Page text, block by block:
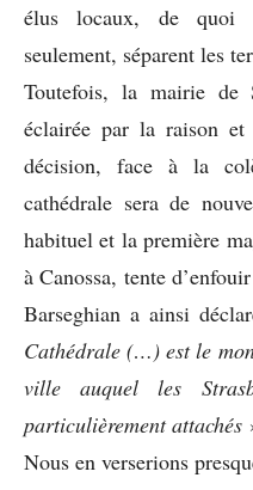
élus locaux, de quoi
seulement, séparent les
Toutefois, la mairie de
éclairée par la raison
décision, face à la
cathédrale sera de
habituel et la première
à Canossa, tente
Barseghian a ainsi
Cathédrale (…) est le
ville auquel les
particulièrement attachés
Nous en verserions